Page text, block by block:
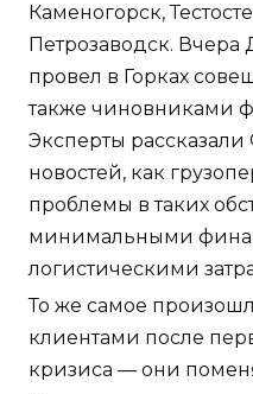
Каменогорск,
Петрозаводск.
провел в Горках
также чиновниками
Эксперты
новостей, как
проблемы в таких
минимальными
логистическими
То же самое
клиентами после
кризиса — они